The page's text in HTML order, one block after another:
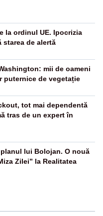
la ordinul UE. Ipocrizia
starea de alertă
mii de oameni
puternice de vegetație
tot mai dependentă
tras de un expert în
lui Bolojan. O nouă
Zilei” la Realitatea